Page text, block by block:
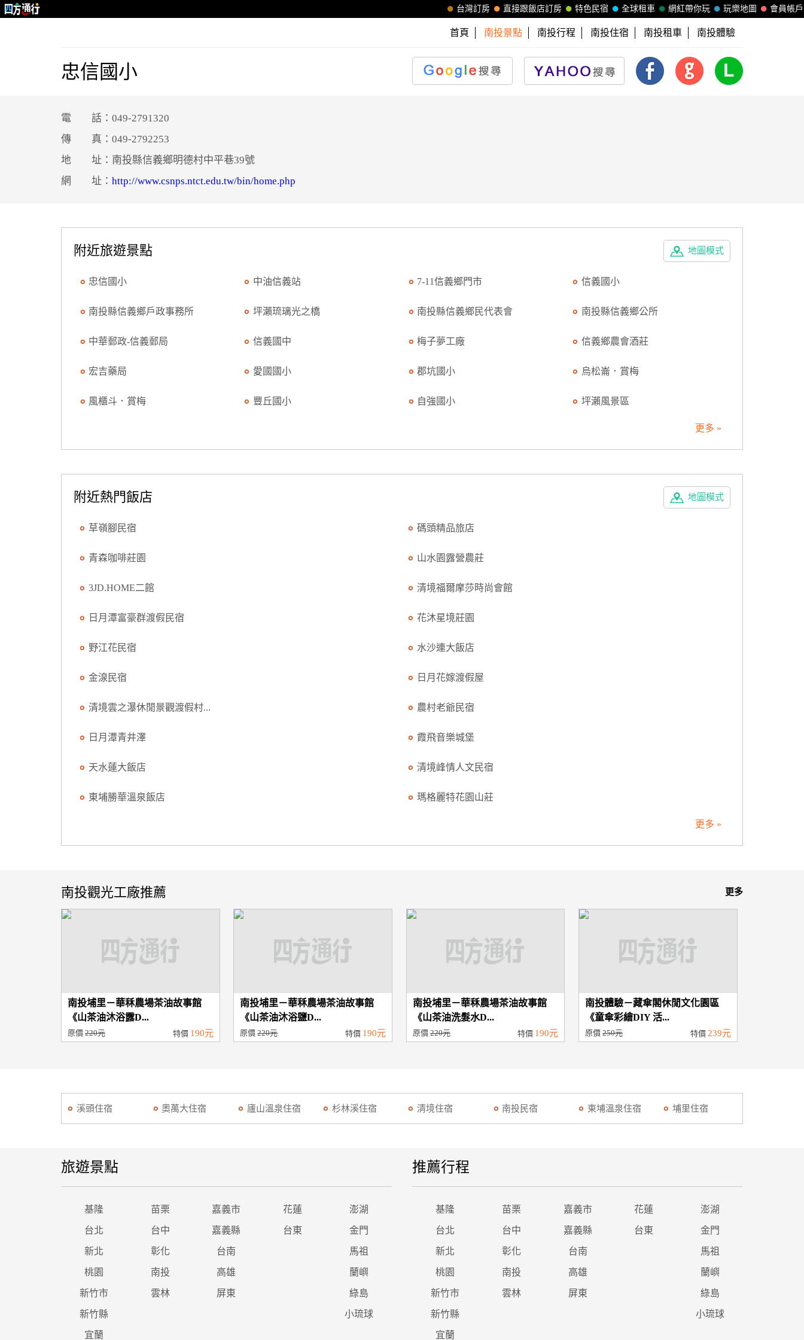
會員帳戶
玩樂地圖
網紅帶你玩
全球租車
特色民宿
直接跟飯店訂房
台灣訂房
首頁 南投景點 南投行程 南投住宿 南投租車 南投體驗
忠信國小
電 話：049-2791320
傳 真：049-2792253
地 址：南投縣信義鄉明德村中平巷39號
網 址： http://www.csnps.ntct.edu.tw/bin/home.php
地圖模式
附近旅遊景點
忠信國小 中油信義站 7-11信義鄉門市 信義國小
南投縣信義鄉戶政事務所 坪瀨琉璃光之橋 南投縣信義鄉民代表會 南投縣信義鄉公所
中華郵政-信義郵局 信義國中 梅子夢工廠 信義鄉農會酒莊
宏吉藥局 愛國國小 郡坑國小 烏松崙．賞梅
風櫃斗．賞梅 豐丘國小 自強國小 坪瀨風景區
更多 »
地圖模式
附近熱門飯店
草嶺腳民宿 碼頭精品旅店
青森咖啡莊園 山水園露營農莊
3JD.HOME二館 清境福爾摩莎時尚會館
日月潭富豪群渡假民宿 花沐星境莊園
野江花民宿 水沙連大飯店
金湶民宿 日月花嫁渡假屋
清境雲之瀑休閒景觀渡假村... 農村老爺民宿
日月潭青井澤 霞飛音樂城堡
天水蓮大飯店 清境峰情人文民宿
東埔勝華溫泉飯店 瑪格麗特花園山莊
更多 »
更多
南投觀光工廠推薦
南投埔里－華秝農場茶油故事館
《山茶油沐浴露D...
原價 220元 特價 190元
南投埔里－華秝農場茶油故事館
《山茶油沐浴鹽D...
原價220元 特價 190元
南投埔里－華秝農場茶油故事館
《山茶油洗髮水D...
原價220元 特價 190元
南投體驗－藏傘閣休閒文化園區
《童傘彩繪DIY 活...
原價250元 特價 239元
溪頭住宿 奧萬大住宿 廬山溫泉住宿 杉林溪住宿 清境住宿 南投民宿 東埔溫泉住宿 埔里住宿
旅遊景點
基隆 苗栗 嘉義市 花蓮 澎湖
台北 台中 嘉義縣 台東 金門
新北 彰化 台南 馬祖
桃園 南投 高雄 蘭嶼
新竹市 雲林 屏東 綠島
新竹縣 小琉球
宜蘭
推薦行程
基隆 苗栗 嘉義市 花蓮 澎湖
台北 台中 嘉義縣 台東 金門
新北 彰化 台南 馬祖
桃園 南投 高雄 蘭嶼
新竹市 雲林 屏東 綠島
新竹縣 小琉球
宜蘭